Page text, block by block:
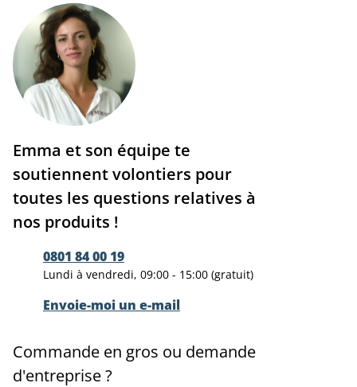
Emma et son équipe te
soutiennent volontiers pour
toutes les questions relatives à
nos produits !
0801 84 00 19
Lundi à vendredi, 09:00 - 15:00 (gratuit)
Envoie-moi un e-mail
Commande en gros ou demande
d'entreprise ?